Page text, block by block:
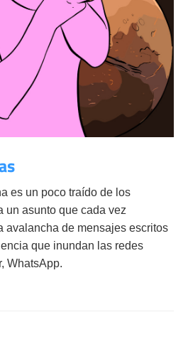
es un poco traído de los
un asunto que cada vez
avalancha de mensajes escritos
que inundan las redes
WhatsApp.